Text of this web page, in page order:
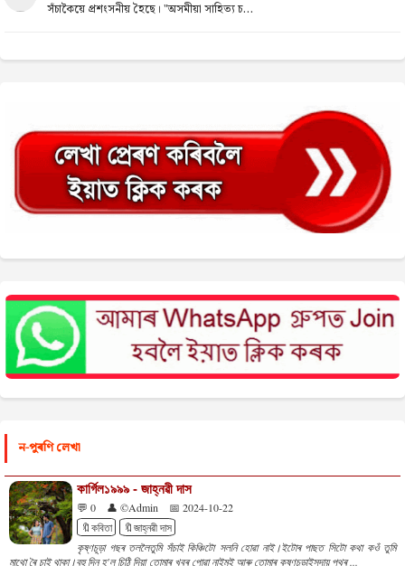
সঁচাকৈয়ে প্ৰশংসনীয় হৈছে। "অসমীয়া সাহিত্য চ...
ন-পুৰণি লেখা
কাৰ্গিল১৯৯৯ - জাহ্নৱী দাস
💬 0 👤 ©Admin
📅 2024-10-22
🔖কবিতা
🔖জাহ্নৱী দাস
কৃষ্ণচূড়া গছৰ তললৈতুমি সঁচাই কিঞ্চিটো সলনি হোৱা নাই।ইটোৰ পাছত সিটো কথা কওঁ তুমি
মাথো ৰৈ চাই থাকা।বহু দিন হ'ল চিঠি দিয়া তোমাৰ খবৰ পোৱা নাইমই আৰু তোমাৰ কৃষ্ণচূড়াইসদায় পথৰ ...